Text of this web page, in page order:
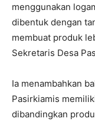
menggunakan
dibentuk dengan
membuat produk
Sekretaris Desa
Ia menambahkan
Pasirkiamis
dibandingkan